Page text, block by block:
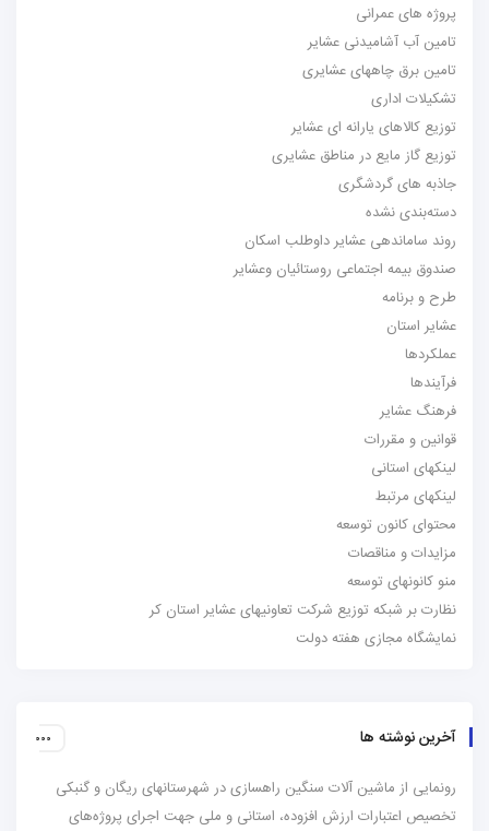
پروژه های عمرانی
تامین آب آشامیدنی عشایر
تامین برق چاههای عشایری
تشکیلات اداری
توزیع کالاهای یارانه ای عشایر
توزیع گاز مایع در مناطق عشایری
جاذبه های گردشگری
دسته‌بندی نشده
روند ساماندهی عشایر داوطلب اسکان
صندوق بیمه اجتماعی روستائیان وعشایر
طرح و برنامه
عشایر استان
عملکردها
فرآیندها
فرهنگ عشایر
قوانین و مقررات
لینکهای استانی
لینکهای مرتبط
محتوای کانون توسعه
مزایدات و مناقصات
منو کانونهای توسعه
نظارت بر شبکه توزیع شرکت تعاونیهای عشایر استان کر
نمایشگاه مجازی هفته دولت
آخرین نوشته ها
رونمایی از ماشین آلات سنگین راهسازی در شهرستانهای ریگان و گنبکی
تخصیص اعتبارات ارزش افزوده، استانی و ملی جهت اجرای پروژه‌های